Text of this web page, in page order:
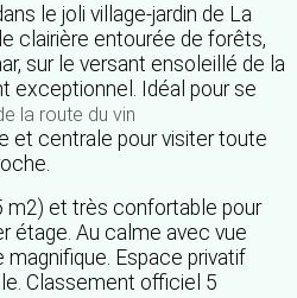
le joli village-jardin de La
clairière entourée de forêts,
sur le versant ensoleillé de la
exceptionnel. Idéal pour se
la route du vin
et centrale pour visiter toute
m2) et très confortable pour
étage. Au calme avec vue
magnifique. Espace privatif
Classement officiel 5